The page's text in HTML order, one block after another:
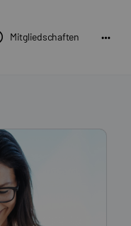
Mitgliedschaften